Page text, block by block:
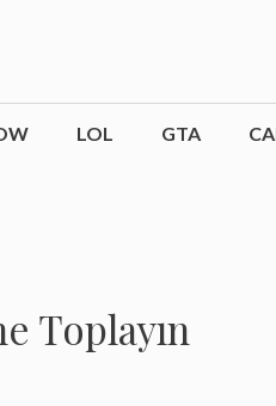
LOL GTA
Toplayın